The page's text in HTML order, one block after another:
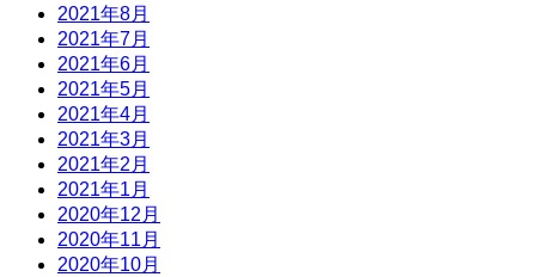
2021年8月
2021年7月
2021年6月
2021年5月
2021年4月
2021年3月
2021年2月
2021年1月
2020年12月
2020年11月
2020年10月